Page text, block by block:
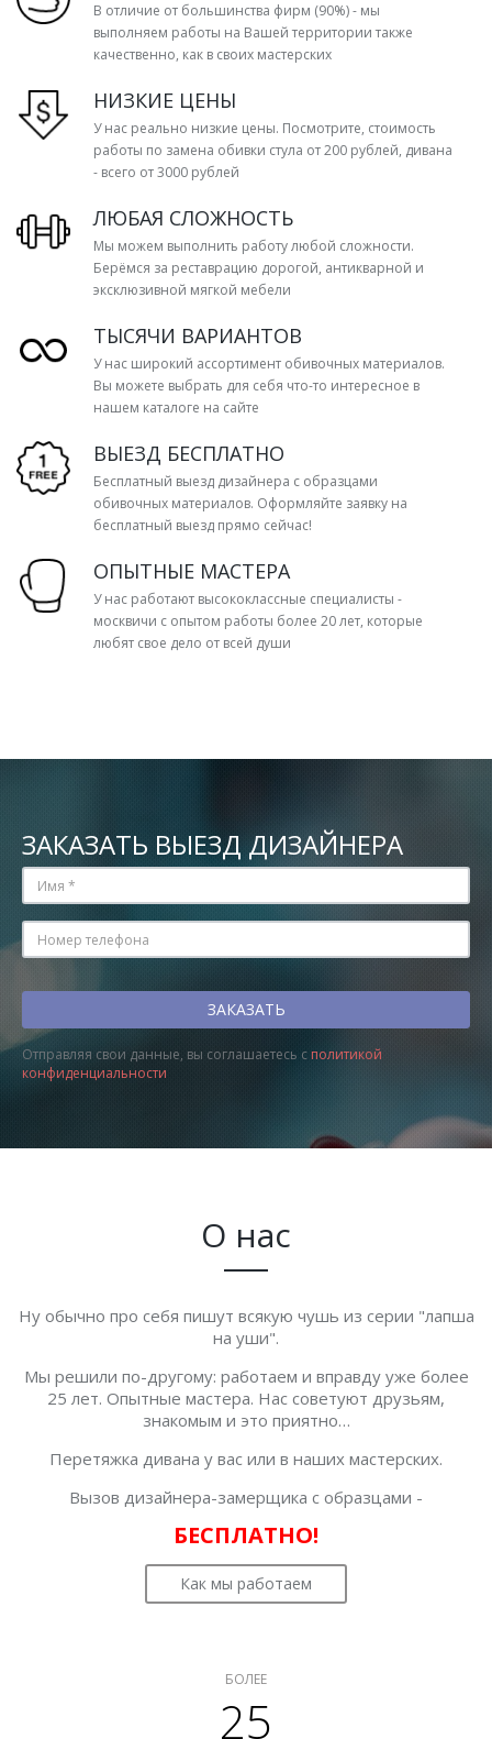
В отличие от большинства фирм (90%) - мы
выполняем работы на Вашей территории также
качественно, как в своих мастерских
НИЗКИЕ ЦЕНЫ
У нас реально низкие цены. Посмотрите, стоимость
работы по замена обивки стула от 200 рублей, дивана
- всего от 3000 рублей
ЛЮБАЯ СЛОЖНОСТЬ
Мы можем выполнить работу любой сложности.
Берёмся за реставрацию дорогой, антикварной и
эксклюзивной мягкой мебели
ТЫСЯЧИ ВАРИАНТОВ
У нас широкий ассортимент обивочных материалов.
Вы можете выбрать для себя что-то интересное в
нашем каталоге на сайте
ВЫЕЗД БЕСПЛАТНО
Бесплатный выезд дизайнера с образцами
обивочных материалов. Оформляйте заявку на
бесплатный выезд прямо сейчас!
ОПЫТНЫЕ МАСТЕРА
У нас работают высококлассные специалисты -
москвичи с опытом работы более 20 лет, которые
любят свое дело от всей души
ЗАКАЗАТЬ ВЫЕЗД ДИЗАЙНЕРА
Отправляя свои данные, вы соглашаетесь с политикой
конфиденциальности
О нас
Ну обычно про себя пишут всякую чушь из серии "лапша
на уши".
Мы решили по-другому: работаем и вправду уже более
25 лет. Опытные мастера. Нас советуют друзьям,
знакомым и это приятно…
Перетяжка дивана у вас или в наших мастерских.
Вызов дизайнера-замерщика с образцами -
БЕСПЛАТНО!
Как мы работаем
БОЛЕЕ
25